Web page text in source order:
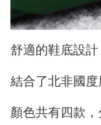
舒適的鞋底設
結合了北非國
顏色共有四款